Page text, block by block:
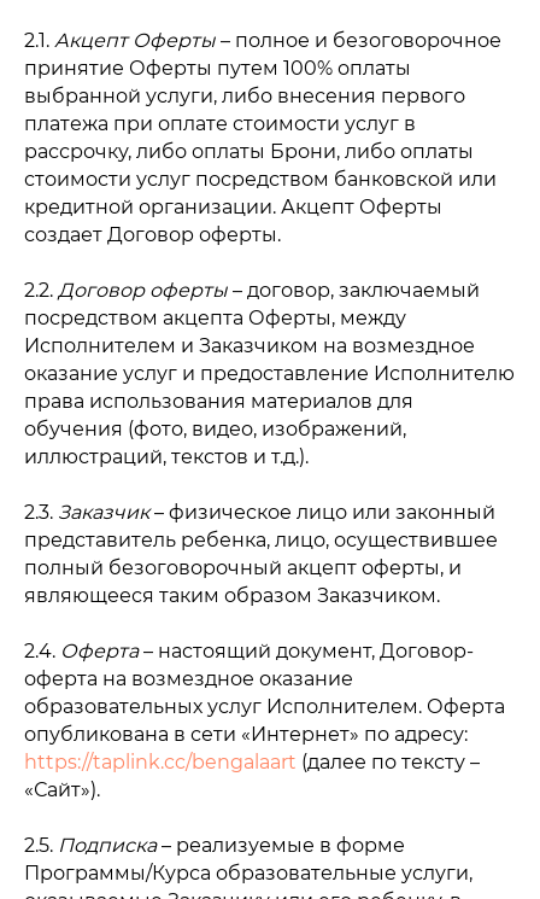
2.1. Акцепт Оферты – полное и безоговорочное
принятие Оферты путем 100% оплаты
выбранной услуги, либо внесения первого
платежа при оплате стоимости услуг в
рассрочку, либо оплаты Брони, либо оплаты
стоимости услуг посредством банковской или
кредитной организации. Акцепт Оферты
создает Договор оферты.
2.2. Договор оферты – договор, заключаемый
посредством акцепта Оферты, между
Исполнителем и Заказчиком на возмездное
оказание услуг и предоставление Исполнителю
права использования материалов для
обучения (фото, видео, изображений,
иллюстраций, текстов и т.д.).
2.3. Заказчик– физическое лицо или законный
представитель ребенка, лицо, осуществившее
полный безоговорочный акцепт оферты, и
являющееся таким образом Заказчиком.
2.4. Оферта– настоящий документ, Договор-
оферта на возмездное оказание
образовательных услуг Исполнителем. Оферта
опубликована в сети «Интернет» по адресу:
https://taplink.cc/bengalaart (далее по тексту –
«Сайт»).
2.5. Подписка– реализуемые в форме
Программы/Курса образовательные услуги,